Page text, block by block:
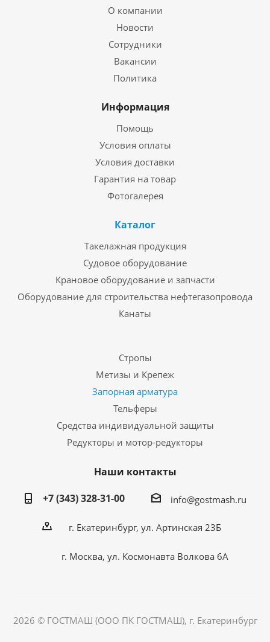
О компании
Новости
Сотрудники
Вакансии
Политика
Информация
Помощь
Условия оплаты
Условия доставки
Гарантия на товар
Фотогалерея
Каталог
Такелажная продукция
Судовое оборудование
Крановое оборудование и запчасти
Оборудование для строительства нефтегазопровода
Канаты
Стропы
Метизы и Крепеж
Запорная арматура
Тельферы
Средства индивидуальной защиты
Редукторы и мотор-редукторы
Наши контакты
+7 (343) 328-31-00
info@gostmash.ru
г. Екатеринбург, ул. Артинская 23Б
г. Москва, ул. Космонавта Волкова 6А
2026 © ГОСТМАШ (ООО ПК ГОСТМАШ), г. Екатеринбург